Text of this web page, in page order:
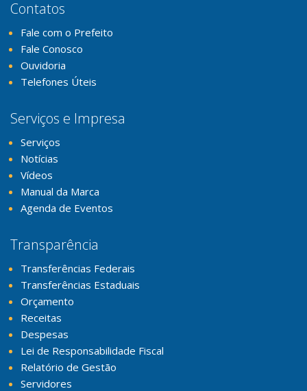
Contatos
Fale com o Prefeito
Fale Conosco
Ouvidoria
Telefones Úteis
Serviços e Impresa
Serviços
Notícias
Vídeos
Manual da Marca
Agenda de Eventos
Transparência
Transferências Federais
Transferências Estaduais
Orçamento
Receitas
Despesas
Lei de Responsabilidade Fiscal
Relatório de Gestão
Servidores